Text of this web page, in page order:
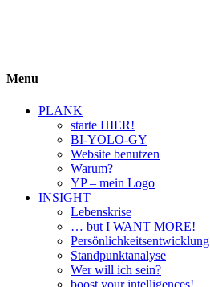
Menu
PLANK
starte HIER!
BI-YOLO-GY
Website benutzen
Warum?
YP – mein Logo
INSIGHT
Lebenskrise
… but I WANT MORE!
Persönlichkeitsentwicklung
Standpunktanalyse
Wer will ich sein?
boost your intelligences!